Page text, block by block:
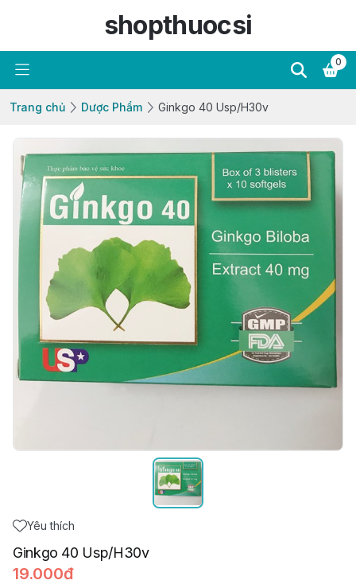
shopthuocsi
0
Trang chủ Dược Phẩm Ginkgo 40 Usp/H30v
Yêu thích
Ginkgo 40 Usp/H30v
19.000đ